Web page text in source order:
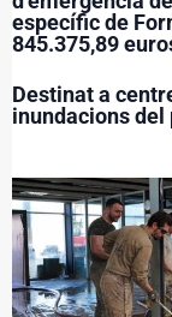
específic de
845.375,89
Destinat a
inundacions del